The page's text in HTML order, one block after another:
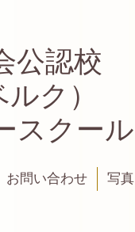
公認校
ク）
スクール
お問い合わせ 写真